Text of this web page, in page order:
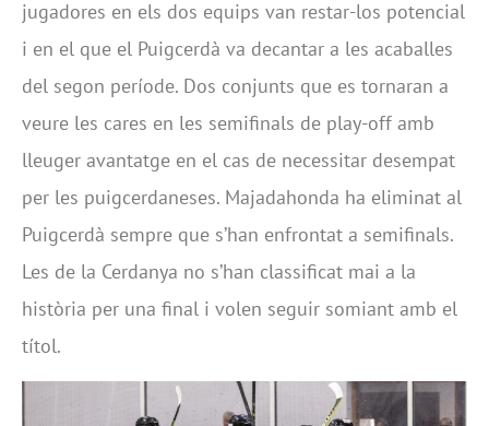
jugadores en els dos equips van restar-los potencial
i en el que el Puigcerdà va decantar a les acaballes
del segon període. Dos conjunts que es tornaran a
veure les cares en les semifinals de play-off amb
lleuger avantatge en el cas de necessitar desempat
per les puigcerdaneses. Majadahonda ha eliminat al
Puigcerdà sempre que s’han enfrontat a semifinals.
Les de la Cerdanya no s’han classificat mai a la
història per una final i volen seguir somiant amb el
títol.